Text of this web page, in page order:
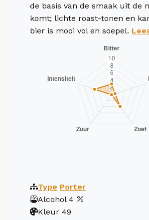
de basis van de smaak uit de
komt; lichte roast-tonen en
bier is mooi vol en soepel.
Type Porter
Alcohol 4
Kleur 49